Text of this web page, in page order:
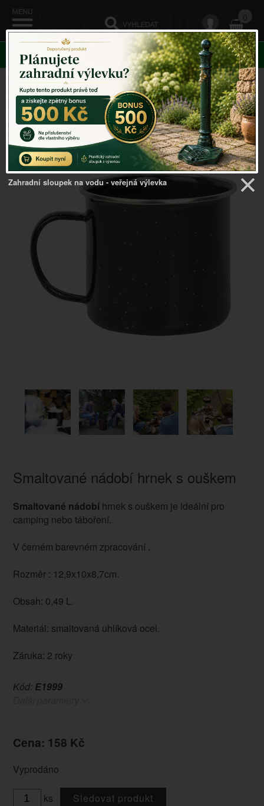
0
KATEGORIE
Venkovský domov ->Doplňky do kuchyně-
>Smaltované nádobí hrnek s ouškem
Smaltované nádobí hrnek s ouškem
Smaltované nádobíhrnek s ouškem je ideální pro
camping nebo táboření.
V černém barevném zpracování .
Rozměr : 12,9x10x8,7cm.
Obsah: 0,49 L.
Materiál: smaltovaná uhlíková ocel.
Záruka: 2 roky
Kód: E1999
Cena: 158 Kč
Vyprodáno
ks Sledovat produkt
Zahradní sloupek na vodu - veřejná výlevka